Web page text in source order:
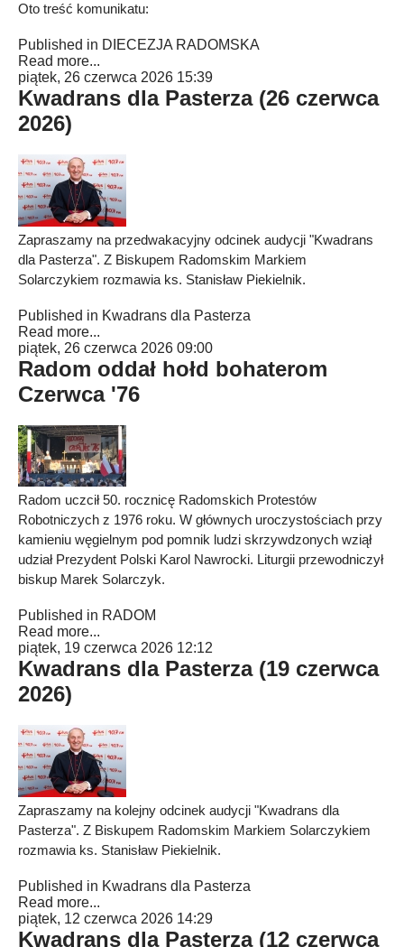
Oto treść komunikatu:
Published in DIECEZJA RADOMSKA
Read more...
piątek, 26 czerwca 2026 15:39
Kwadrans dla Pasterza (26 czerwca
2026)
Zapraszamy na przedwakacyjny odcinek audycji "Kwadrans
dla Pasterza". Z Biskupem Radomskim Markiem
Solarczykiem rozmawia ks. Stanisław Piekielnik.
Published in Kwadrans dla Pasterza
Read more...
piątek, 26 czerwca 2026 09:00
Radom oddał hołd bohaterom
Czerwca '76
Radom uczcił 50. rocznicę Radomskich Protestów
Robotniczych z 1976 roku. W głównych uroczystościach przy
kamieniu węgielnym pod pomnik ludzi skrzywdzonych wziął
udział Prezydent Polski Karol Nawrocki. Liturgii przewodniczył
biskup Marek Solarczyk.
Published in RADOM
Read more...
piątek, 19 czerwca 2026 12:12
Kwadrans dla Pasterza (19 czerwca
2026)
Zapraszamy na kolejny odcinek audycji "Kwadrans dla
Pasterza". Z Biskupem Radomskim Markiem Solarczykiem
rozmawia ks. Stanisław Piekielnik.
Published in Kwadrans dla Pasterza
Read more...
piątek, 12 czerwca 2026 14:29
Kwadrans dla Pasterza (12 czerwca